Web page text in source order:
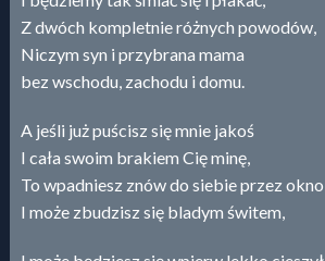
Z dwóch kompletnie różnych powodów,
Niczym syn i przybrana mama
bez wschodu, zachodu i domu.
A jeśli już puścisz się mnie jakoś
I cała swoim brakiem Cię minę,
To wpadniesz znów do siebie przez okno
I może zbudzisz się bladym świtem,